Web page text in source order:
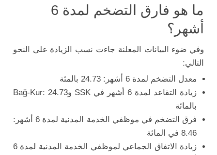
ما هو فارق التضخم لمدة 6
أشهر؟
وفي ضوء البيانات المعلنة جاءت نسب الزيادة على النحو
التالي:
معدل التضخم لمدة 6 أشهر: 24.73 بالمئة
زيادة التقاعد لمدة 6 أشهر في SSK وBağ-Kur: 24.73
بالمائة
فرق التضخم في موظفي الخدمة المدنية لمدة 6 أشهر:
8.46 في المائة
زيادة الاتفاق الجماعي لموظفي الخدمة المدنية لمدة 6